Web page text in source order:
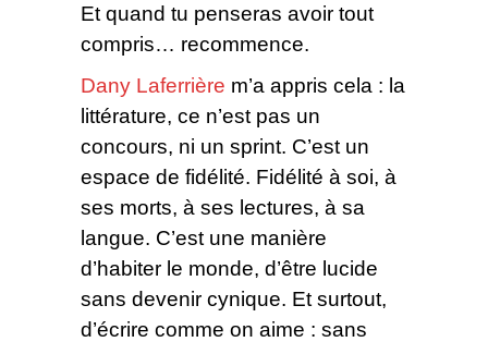
Et quand tu penseras avoir tout
compris… recommence.
Dany Laferrière m’a appris cela : la
littérature, ce n’est pas un
concours, ni un sprint. C’est un
espace de fidélité. Fidélité à soi, à
ses morts, à ses lectures, à sa
langue. C’est une manière
d’habiter le monde, d’être lucide
sans devenir cynique. Et surtout,
d’écrire comme on aime : sans